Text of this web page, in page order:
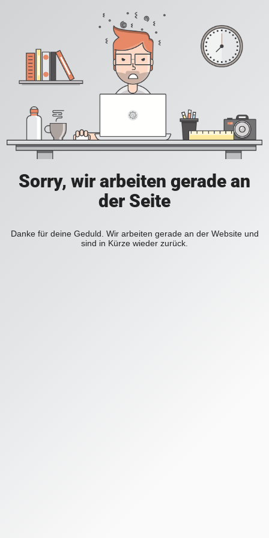
Sorry, wir arbeiten gerade an
der Seite
Danke für deine Geduld. Wir arbeiten gerade an der Website und
sind in Kürze wieder zurück.